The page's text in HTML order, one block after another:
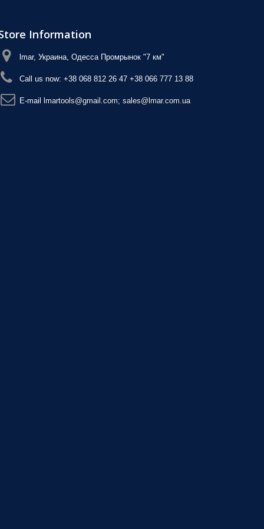
Information
lmar, Украина, Одесса Промрынок "7 км"
Call us now: +38 068 812 26 47 +38 066 777 13 88
E-maіl lmartools@gmail.com; sales@lmar.com.ua